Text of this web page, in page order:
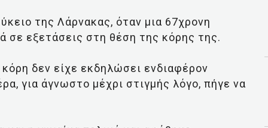
της Λάρνακας, όταν μια 67χρονη
σε εξετάσεις στη θέση της κόρης της.
δεν είχε εκδηλώσει ενδιαφέρον
για άγνωστο μέχρι στιγμής λόγο, πήγε να